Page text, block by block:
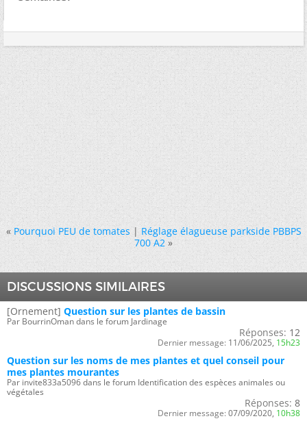
« Pourquoi PEU de tomates|Réglage élagueuse parkside PBBPS
700 A2 »
DISCUSSIONS SIMILAIRES
[Ornement] Question sur les plantes de bassin
Par BourrinOman dans le forum Jardinage
Réponses: 12
Dernier message: 11/06/2025, 15h23
Question sur les noms de mes plantes et quel conseil pour
mes plantes mourantes
Par invite833a5096 dans le forum Identification des espèces animales ou
végétales
Réponses: 8
Dernier message: 07/09/2020, 10h38